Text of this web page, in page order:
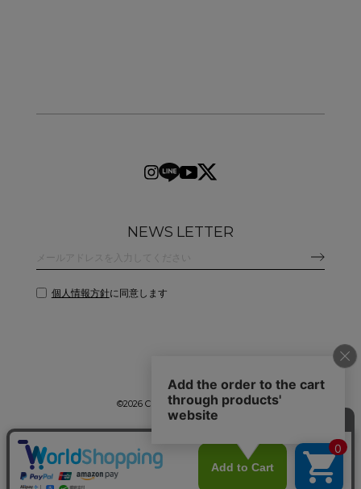
NEWS LETTER
個人情報方針に同意します
©2026 CLANE DESIGN CO.,LTD